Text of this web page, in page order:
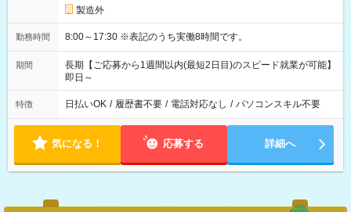
製造外
勤務時間 8:00～17:30 ※表記のうち実働8時間です。
期間
長期【ご応募から1週間以内(最短2日目)のスピード就業が可能】
即日～
特徴 日払いOK / 履歴書不要 / 電話対応なし / パソコンスキル不要
気になる！ 応募する 詳細へ